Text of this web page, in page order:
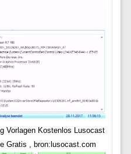
Vorlagen Kostenlos Lusocast
Gratis , bron:lusocast.com